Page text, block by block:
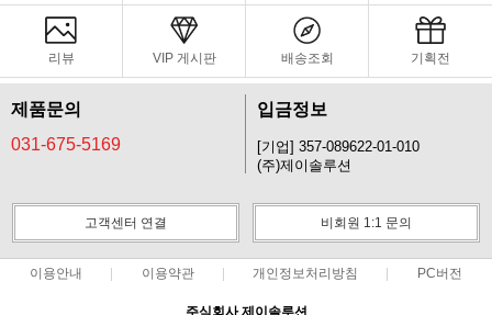
리뷰 VIP 게시판 배송조회 기획전
제품문의
031-675-5169
입금정보
[기업] 357-089622-01-010
(주)제이솔루션
고객센터 연결 비회원 1:1 문의
이용안내 이용약관 개인정보처리방침 PC버전
주식회사 제이솔루션